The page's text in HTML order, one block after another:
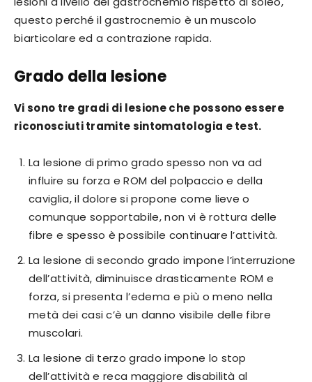
questo perché il gastrocnemio è un muscolo
biarticolare ed a contrazione rapida.
Grado della lesione
Vi sono tre gradi di lesione che possono essere
riconosciuti tramite sintomatologia e test.
La lesione di primo grado spesso non va ad
influire su forza e ROM del polpaccio e della
caviglia, il dolore si propone come lieve o
comunque sopportabile, non vi è rottura delle
fibre e spesso è possibile continuare l’attività.
La lesione di secondo grado impone l’interruzione
dell’attività, diminuisce drasticamente ROM e
forza, si presenta l’edema e più o meno nella
metà dei casi c’è un danno visibile delle fibre
muscolari.
La lesione di terzo grado impone lo stop
dell’attività e reca maggiore disabilità al